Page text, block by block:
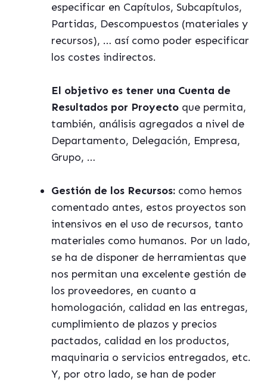
especificar en Capítulos, Subcapítulos,
Partidas, Descompuestos (materiales y
recursos), … así como poder especificar
los costes indirectos.
El objetivo es tener una Cuenta de
Resultados por Proyecto que permita,
también, análisis agregados a nivel de
Departamento, Delegación, Empresa,
Grupo, …
Gestión de los Recursos: como hemos
comentado antes, estos proyectos son
intensivos en el uso de recursos, tanto
materiales como humanos. Por un lado,
se ha de disponer de herramientas que
nos permitan una excelente gestión de
los proveedores, en cuanto a
homologación, calidad en las entregas,
cumplimiento de plazos y precios
pactados, calidad en los productos,
maquinaria o servicios entregados, etc.
Y, por otro lado, se han de poder